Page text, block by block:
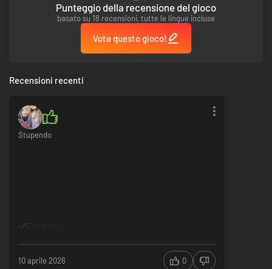
Punteggio della recensione del gioco
basato su 18 recensioni, tutte le lingue incluse
Vota questo gioco!
Recensioni recenti
Stupendo
10 aprile 2026 0